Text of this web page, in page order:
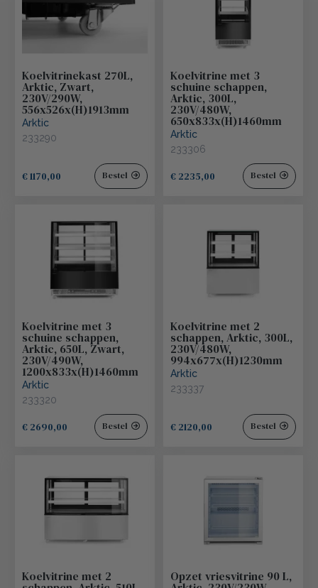
Koelvitrinekast 270L,
Arktic, Zwart,
230V/290W,
556x526x(H)1913mm
Arktic
233290
€ 1170,00 Bestel
Koelvitrine met 3
schuine schappen,
Arktic, 300L,
230V/480W,
650x833x(H)1460mm
Arktic
233306
€ 2235,00 Bestel
Koelvitrine met 3
schuine schappen,
Arktic, 650L, Zwart,
230V/490W,
1200x833x(H)1460mm
Arktic
233320
€ 2690,00 Bestel
Koelvitrine met 2
schappen, Arktic, 300L,
230V/480W,
994x677x(H)1230mm
Arktic
233337
€ 2120,00 Bestel
Koelvitrine met 2 Opzet vriesvitrine 90 L,